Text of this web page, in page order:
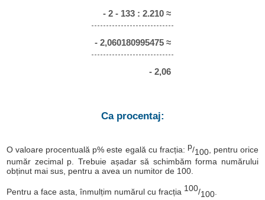
- 2 - 133 : 2.210 ≈
- 2,060180995475 ≈
- 2,06
Ca procentaj:
O valoare procentuală p% este egală cu fracția: p/100, pentru orice
număr zecimal p. Trebuie așadar să schimbăm forma numărului
obținut mai sus, pentru a avea un numitor de 100.
Pentru a face asta, înmulțim numărul cu fracția 100/100